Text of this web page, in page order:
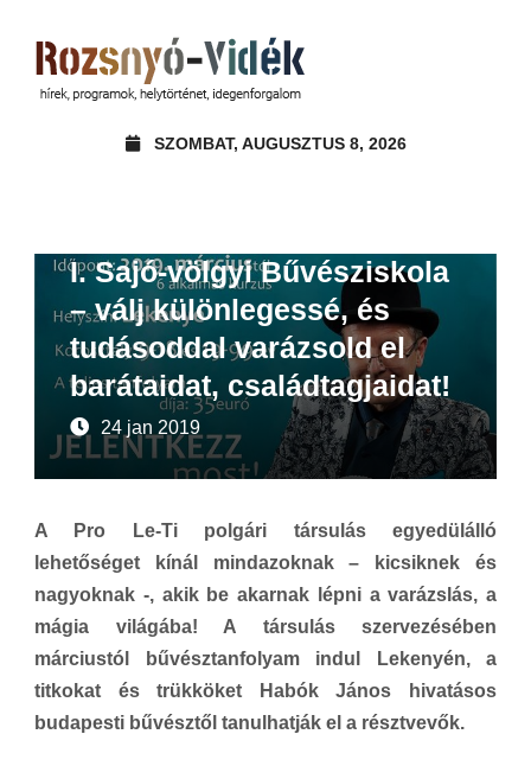
SZOMBAT, AUGUSZTUS 8, 2026
I. Sajó-völgyi Bűvésziskola
– válj különlegessé, és
tudásoddal varázsold el
barátaidat, családtagjaidat!
24 jan 2019
A Pro Le-Ti polgári társulás egyedülálló
lehetőséget kínál mindazoknak – kicsiknek és
nagyoknak -, akik be akarnak lépni a varázslás, a
mágia világába! A társulás szervezésében
márciustól bűvésztanfolyam indul Lekenyén, a
titkokat és trükköket Habók János hivatásos
budapesti bűvésztől tanulhatják el a résztvevők.